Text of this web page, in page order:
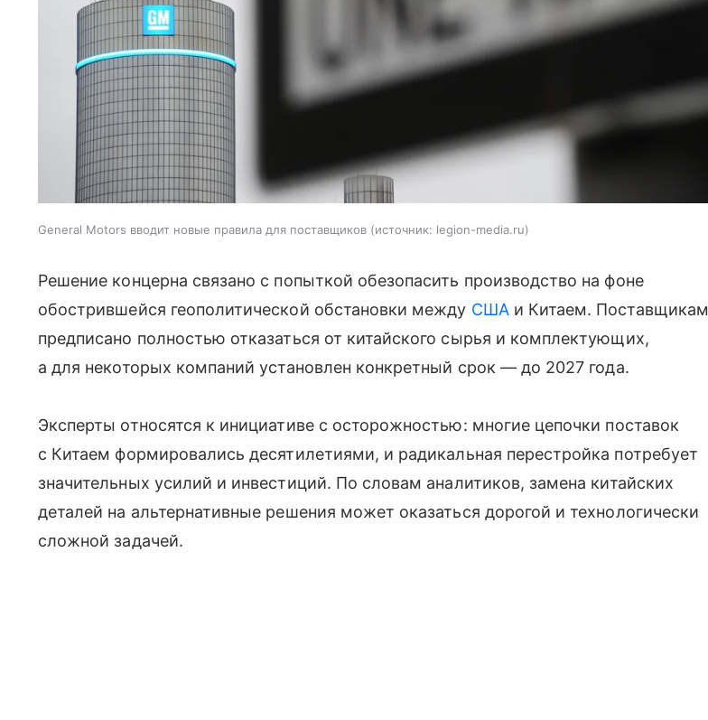
General Motors вводит новые правила для поставщиков источник: legion-media.ru
Решение концерна связано с попыткой обезопасить производство на фоне
обострившейся геополитической обстановки между СШАи Китаем. Поставщикам
предписано полностью отказаться от китайского сырья и комплектующих,
а для некоторых компаний установлен конкретный срок — до 2027 года.
Эксперты относятся к инициативе с осторожностью: многие цепочки поставок
с Китаем формировались десятилетиями, и радикальная перестройка потребует
значительных усилий и инвестиций. По словам аналитиков, замена китайских
деталей на альтернативные решения может оказаться дорогой и технологически
сложной задачей.